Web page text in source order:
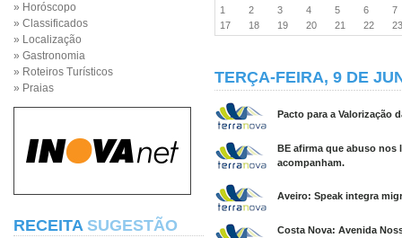
» Horóscopo
» Classificados
» Localização
» Gastronomia
» Roteiros Turísticos
» Praias
RECEITA SUGESTÃO
1 2 3 4 5 6
7
17
18 19 20 21 22
TERÇA-FEIRA, 9 DE
Pacto para a Valorização
BE afirma que abuso nos
acompanham.
Aveiro: Speak integra
Costa Nova: Avenida